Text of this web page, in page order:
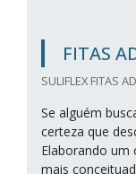
FITAS
SULIFLEX FITAS
Se alguém
certeza que
Elaborando um
mais